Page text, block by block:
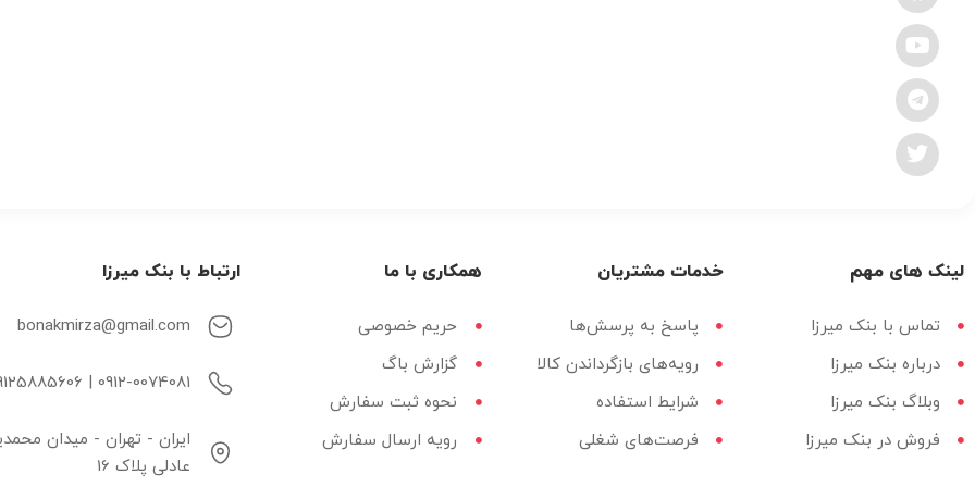
لینک های مهم
تماس با بنک میرزا
درباره بنک میرزا
وبلاگ بنک میرزا
فروش در بنک میرزا
خدمات مشتریان
پاسخ به پرسش‌ها
رویه‌های بازگرداندن کالا
شرایط استفاده
فرصت‌های شغلی
همکاری با ما
حریم خصوصی
گزارش باگ
نحوه ثبت سفارش
رویه ارسال سفارش
ارتباط با بنک میرزا
bonakmirza@gmail.com
0912-0074081 | 09125885606
ایران - تهران - میدان
عادلی پلاک 16